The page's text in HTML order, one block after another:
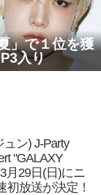
」で１位を獲
入り
ン) J-Party
"GALAXY
月29日(日)にニ
初放送が決定！